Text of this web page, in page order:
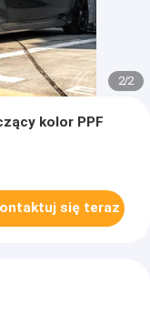
2/2
kolor PPF
się teraz